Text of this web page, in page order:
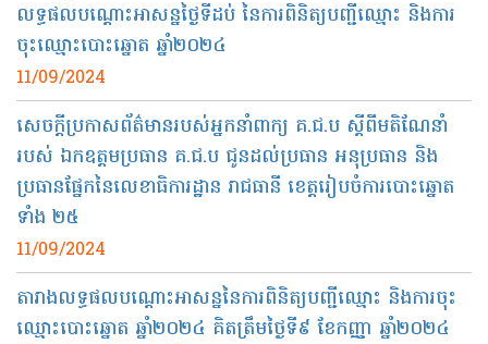
លទ្ធផលបណ្តោះអាសន្នថ្ងៃទីដប់ នៃការពិនិត្យបញ្ជីឈ្មោះ និងការ
ចុះឈ្មោះបោះឆ្នោត ឆ្នាំ២០២៤
11/09/2024
សេចក្តីប្រកាសព័ត៌មានរបស់អ្នកនាំពាក្យ គ.ជ.ប ស្តីពីមតិណែនាំ
របស់ ឯកឧត្តមប្រធាន គ.ជ.ប ជូនដល់ប្រធាន អនុប្រធាន និង
ប្រធានផ្នែកនៃលេខាធិការដ្ឋាន រាជធានី ខេត្តរៀបចំការបោះឆ្នោត
ទាំង ២៥
11/09/2024
តារាងលទ្ធផលបណ្តោះអាសន្ននៃការពិនិត្យបញ្ជីឈ្មោះ និងការចុះ
ឈ្មោះបោះឆ្នោត ឆ្នាំ២០២៤ គិតត្រឹមថ្ងៃទី៩ ខែកញ្ញា ឆ្នាំ២០២៤